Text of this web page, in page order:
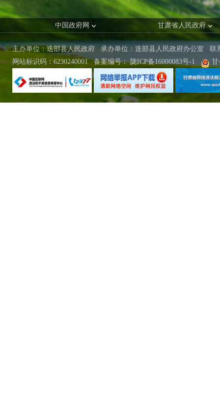
中国政府网 甘肃省人民政府
主办单位：迭部县人民政府 承办单位：迭部县人民政府办公室 联
网站标识码：6230240001
备案编号： 陇ICP备16000083号-1 甘